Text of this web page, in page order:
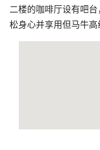
二楼的咖啡厅设有吧
松身心并享用但马牛高